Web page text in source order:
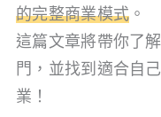
的完整商業模式 。
這篇文章將帶你了
門，並找到適合自
業！